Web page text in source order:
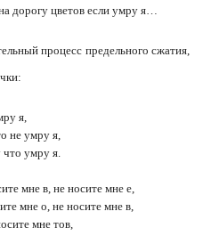
дорогу цветов если умру я…
процесс предельного сжатия,
я,
не умру я,
что умру я.
мне в, не носите мне е,
мне о, не носите мне в,
мне тов,